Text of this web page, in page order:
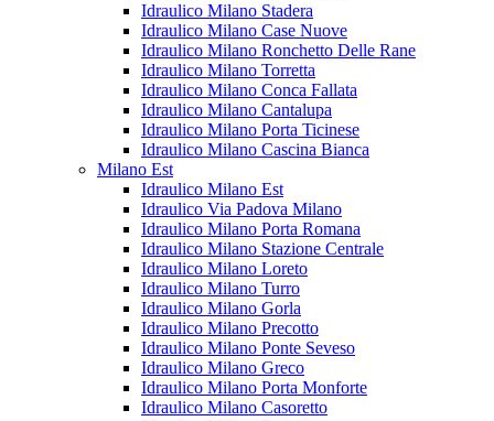
Idraulico Milano Stadera
Idraulico Milano Case Nuove
Idraulico Milano Ronchetto Delle Rane
Idraulico Milano Torretta
Idraulico Milano Conca Fallata
Idraulico Milano Cantalupa
Idraulico Milano Porta Ticinese
Idraulico Milano Cascina Bianca
Milano Est
Idraulico Milano Est
Idraulico Via Padova Milano
Idraulico Milano Porta Romana
Idraulico Milano Stazione Centrale
Idraulico Milano Loreto
Idraulico Milano Turro
Idraulico Milano Gorla
Idraulico Milano Precotto
Idraulico Milano Ponte Seveso
Idraulico Milano Greco
Idraulico Milano Porta Monforte
Idraulico Milano Casoretto